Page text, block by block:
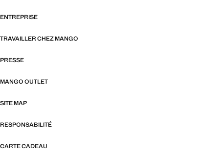
ENTREPRISE
TRAVAILLER CHEZ MANGO
PRESSE
MANGO OUTLET
SITE MAP
RESPONSABILITÉ
CARTE CADEAU